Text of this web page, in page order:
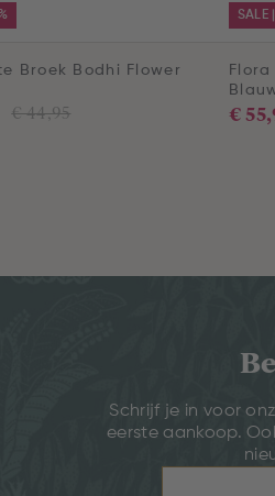
Broek Bodhi Flower
€ 44,95
SALE
€
Schrijf je in voor
eerste aankoop.